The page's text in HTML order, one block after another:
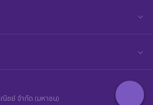
ชย์ จำกัด (มหาชน)